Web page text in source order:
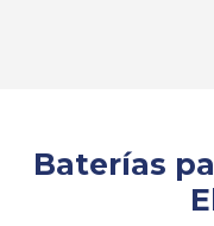
Baterías